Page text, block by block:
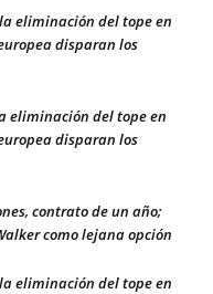
eliminación del tope en
disparan los
eliminación del tope en
disparan los
contrato de un año;
como lejana opción
eliminación del tope en